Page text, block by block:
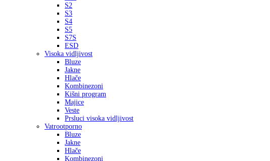
S2
S3
S4
S5
S7S
ESD
Visoka vidljivost
Bluze
Jakne
Hlače
Kombinezoni
Kišni program
Majice
Veste
Prsluci visoka vidljivost
Vatrootporno
Bluze
Jakne
Hlače
Kombinezoni